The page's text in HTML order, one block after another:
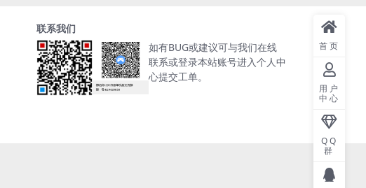
联系我们
如有BUG或建议可与我们在线
联系或登录本站账号进入个人中
心提交工单。
首页
用户
中心
QQ
群